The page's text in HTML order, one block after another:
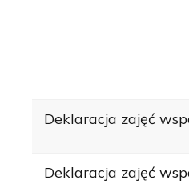
Deklaracja zajęć
Deklaracja zajęć